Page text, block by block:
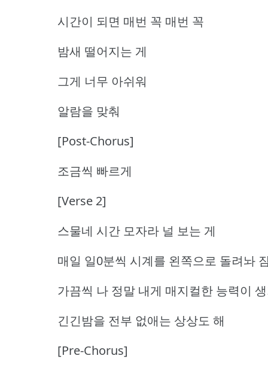
시간이 되면 매번 꼭 매번 꼭
밤새 떨어지는 게
그게 너무 아쉬워
알람을 맞춰
[Post-Chorus]
조금씩 빠르게
[Verse 2]
스물네 시간 모자라 널 보는 게
매일 일0분씩 시계를 왼쪽으로 돌려놔
가끔씩 나 정말 내게 매지컬한 능력이
긴긴밤을 전부 없애는 상상도 해
[Pre-Chorus]